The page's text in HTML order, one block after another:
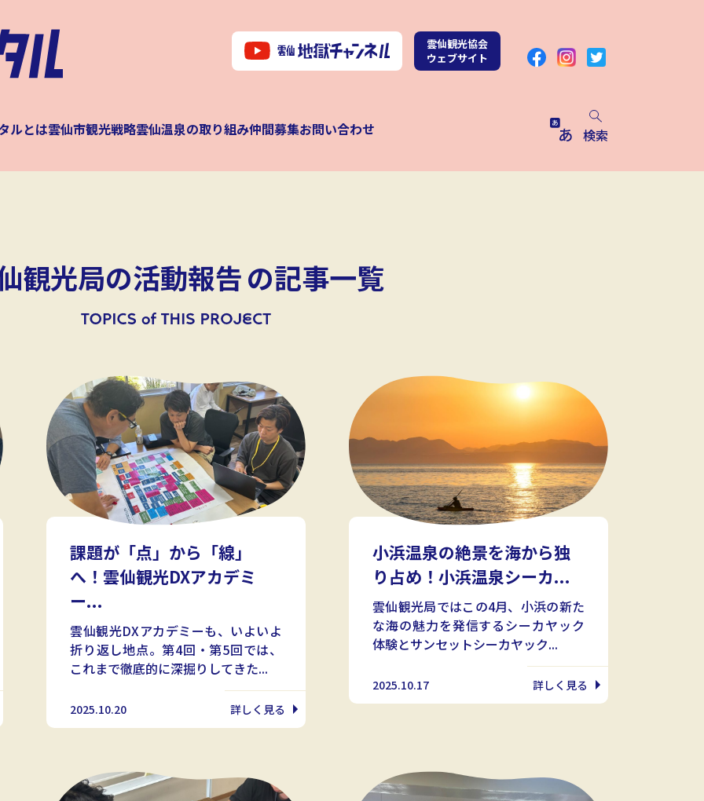
雲仙観光協会
ウェブサイト
ルとは雲仙市観光戦略雲仙温泉の取り組み仲間募集お問い合わせ 検索
観光局の活動報告の記事一覧
課題が「点」から「線」
へ！雲仙観光DXアカデミ
ー...
雲仙観光DXアカデミーも、いよいよ
折り返し地点。第4回・第5回では、
これまで徹底的に深掘りしてきた...
2025.10.20 詳しく見る
小浜温泉の絶景を海から独
り占め！小浜温泉シーカ...
雲仙観光局ではこの4月、小浜の新た
な海の魅力を発信するシーカヤック
体験とサンセットシーカヤック...
2025.10.17 詳しく見る